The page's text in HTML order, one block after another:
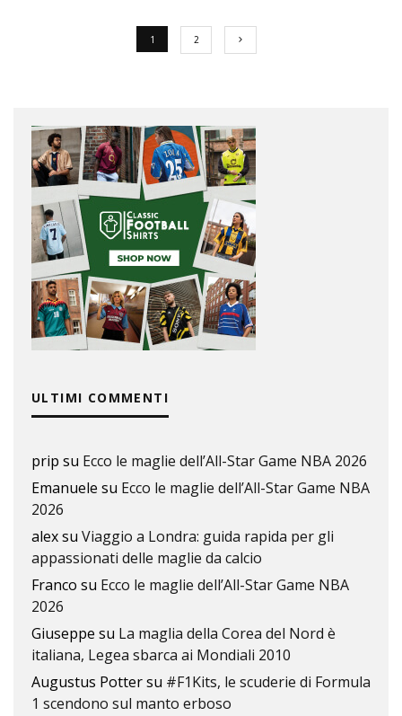
1 2
ULTIMI COMMENTI
prip su Ecco le maglie dell’All-Star Game NBA 2026
Emanuele su Ecco le maglie dell’All-Star Game NBA
2026
alexsu Viaggio a Londra: guida rapida per gli
appassionati delle maglie da calcio
Franco su Ecco le maglie dell’All-Star Game NBA
2026
Giuseppe su La maglia della Corea del Nord è
italiana, Legea sbarca ai Mondiali 2010
Augustus Pottersu #F1Kits, le scuderie di Formula
1 scendono sul manto erboso